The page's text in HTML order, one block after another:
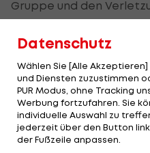
Gruppe und den
Leistungsträgern wie
oderSasa Kalajdzic
wo bist du?", fragte der
dieser Nachrichten
noch mehr die
"Das Nationalteam ist
man das Glück zwingen
Datenschutz
Wählen Sie [Alle
und Diensten zuzustimmen
PUR Modus, ohne Tracking
Werbung fortzufahren. Sie
individuelle Auswahl zu
jederzeit über den Button
der Fußzeile anpassen.